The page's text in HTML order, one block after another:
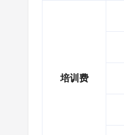
培训费